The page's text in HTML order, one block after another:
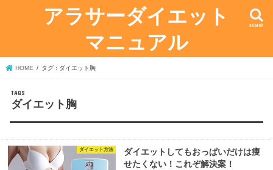
アラサーダイエット
マニュアル
search
HOME タグ : ダイエット胸
ダイエット胸
ダイエット方法
ダイエットしてもおっぱいだけは痩
せたくない！これぞ解決案！